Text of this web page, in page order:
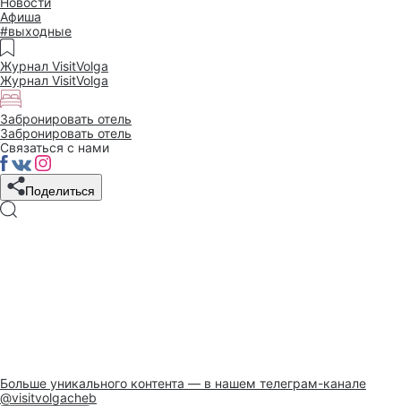
Афиша
#выходные
Журнал VisitVolga
Журнал VisitVolga
Забронировать отель
Забронировать отель
Связаться с нами
Поделиться
Больше уникального контента — в нашем телеграм-канале
@visitvolgacheb